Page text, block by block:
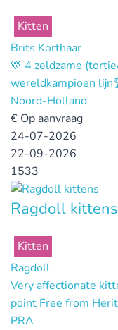
Kitten
Brits Korthaar
💛 4 zeldzame
wereldkampioen
Noord-Holland
€ Op aanvraag
24-07-2026
22-09-2026
1533
Ragdoll kittens
Kitten
Ragdoll
Very affectionate
point Free from
PRA